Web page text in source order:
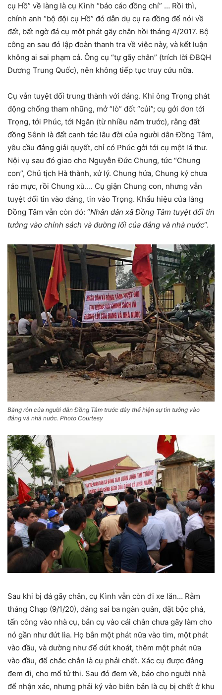
cụ Hồ” về làng là cụ Kình “báo cáo đồng chí” … Rồi thì,
chính anh “bộ đội cụ Hồ” đó dẫn dụ cụ ra đồng để nói về
đất, bất ngờ đá cụ một phát gãy chân hồi tháng 4/2017. Bộ
công an sau đó lập đoàn thanh tra về việc này, và kết luận
không ai sai phạm cả. Ông cụ “tự gãy chân” (trích lời ĐBQH
Dương Trung Quốc), nên không tiếp tục truy cứu nữa.
Cụ vẫn tuyệt đối trung thành với đảng. Khi ông Trọng phát
động chống tham nhũng, mở “lò” đốt “củi”; cụ gởi đơn tới
Trọng, tới Phúc, tới Ngân (từ nhiều năm trước), rằng đất
đồng Sênh là đất canh tác lâu đời của người dân Đồng Tâm,
yêu cầu đảng giải quyết, chỉ có Phúc gởi tới cụ một lá thư.
Nội vụ sau đó giao cho Nguyễn Đức Chung, tức “Chung
con”, Chủ tịch Hà thành, xử lý. Chung hứa, Chung ký chưa
ráo mực, rồi Chung xù…. Cụ giận Chung con, nhưng vẫn
tuyệt đối tin vào đảng, tin vào Trọng. Khẩu hiệu của làng
Đồng Tâm vẫn còn đó: “Nhân dân xã Đồng Tâm tuyệt đối tin
tưởng vào chính sách và đường lối của đảng và nhà nước“.
Băng rôn của người dân Đồng Tâm trước đây thể hiện sự tin tưởng vào
đảng và nhà nước. Photo Courtesy
Sau khi bị đá gãy chân, cụ Kình vẫn còn đi xe lăn… Rằm
tháng Chạp (9/1/20), đảng sai ba ngàn quân, đặt bộc phá,
tấn công vào nhà cụ, bắn cụ vào cái chân chưa gãy làm cho
nó gần như đứt lìa. Họ bắn một phát nữa vào tim, một phát
vào đầu, và dường như để dứt khoát, thêm một phát nữa
vào đầu, để chắc chắn là cụ phải chết. Xác cụ được đảng
đem đi, cho mổ tử thi. Sau đó đem về, báo cho người nhà
để nhận xác, nhưng phải ký vào biên bản là cụ bị chết ở khu